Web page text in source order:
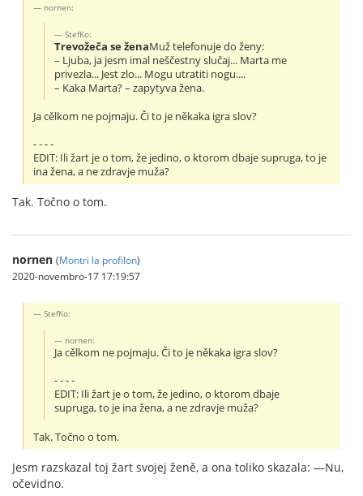
nornen:
StefKo:
Trevožeča se ženaMuž telefonuje do ženy:
– Ljuba, ja jesm imal neščestny slučaj... Marta me
privezla... Jest zlo... Mogu utratiti nogu....
– Kaka Marta? – zapytyva žena.
Ja cělkom ne pojmaju. Či to je někaka igra slov?
- - - -
EDIT: Ili žart je o tom, že jedino, o ktorom dbaje supruga, to je
ina žena, a ne zdravje muža?
Tak. Točno o tom.
nornen (Montri la profilon)
2020-novembro-17 17:19:57
StefKo:
nornen:
Ja cělkom ne pojmaju. Či to je někaka igra slov?
- - - -
EDIT: Ili žart je o tom, že jedino, o ktorom dbaje
supruga, to je ina žena, a ne zdravje muža?
Tak. Točno o tom.
Jesm razskazal toj žart svojej ženě, a ona toliko skazala: —Nu,
očevidno.